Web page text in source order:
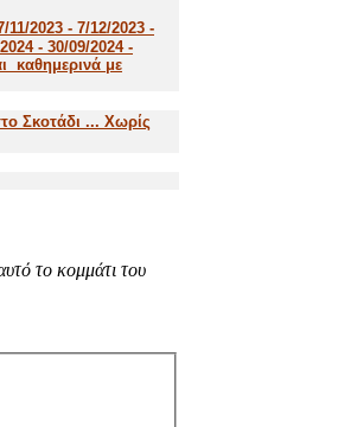
11/2023 - 7/12/2023 -
- 30/09/2024 -
καθημερινά με
Σκοτάδι ... Χωρίς
το κομμάτι του